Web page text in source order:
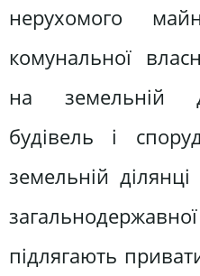
нерухомого
комунальної
на земельній
будівель і
земельній
підлягають